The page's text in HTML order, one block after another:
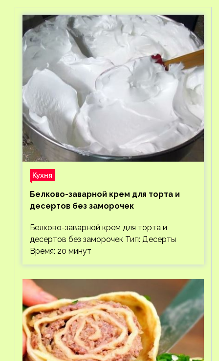
Кухня
Белково-заварной крем для торта и
десертов без заморочек
Белково-заварной крем для торта и
десертов без заморочек Тип: Десерты
Время: 20 минут